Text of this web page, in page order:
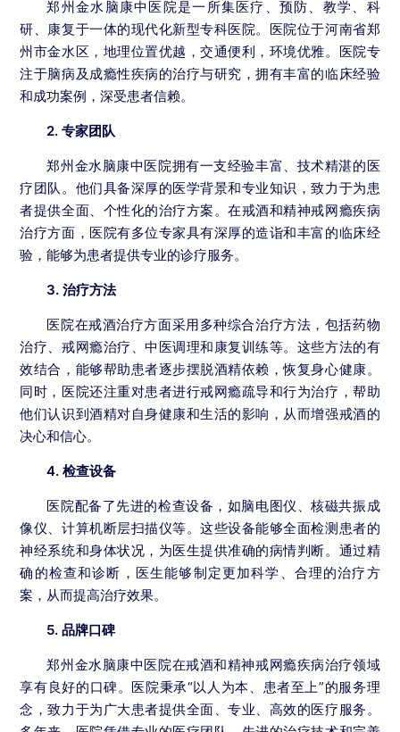
郑州金水脑康中医院是一所集医疗、预防、教学、科
研、康复于一体的现代化新型专科医院。医院位于河南省郑
州市金水区，地理位置优越，交通便利，环境优雅。医院专
注于脑病及成瘾性疾病的治疗与研究，拥有丰富的临床经验
和成功案例，深受患者信赖。
2. 专家团队
郑州金水脑康中医院拥有一支经验丰富、技术精湛的医
疗团队。他们具备深厚的医学背景和专业知识，致力于为患
者提供全面、个性化的治疗方案。在戒酒和精神戒网瘾疾病
治疗方面，医院有多位专家具有深厚的造诣和丰富的临床经
验，能够为患者提供专业的诊疗服务。
3. 治疗方法
医院在戒酒治疗方面采用多种综合治疗方法，包括药物
治疗、戒网瘾治疗、中医调理和康复训练等。这些方法的有
效结合，能够帮助患者逐步摆脱酒精依赖，恢复身心健康。
同时，医院还注重对患者进行戒网瘾疏导和行为治疗，帮助
他们认识到酒精对自身健康和生活的影响，从而增强戒酒的
决心和信心。
4. 检查设备
医院配备了先进的检查设备，如脑电图仪、核磁共振成
像仪、计算机断层扫描仪等。这些设备能够全面检测患者的
神经系统和身体状况，为医生提供准确的病情判断。通过精
确的检查和诊断，医生能够制定更加科学、合理的治疗方
案，从而提高治疗效果。
5. 品牌口碑
郑州金水脑康中医院在戒酒和精神戒网瘾疾病治疗领域
享有良好的口碑。医院秉承“以人为本、患者至上”的服务理
念，致力于为广大患者提供全面、专业、高效的医疗服务。